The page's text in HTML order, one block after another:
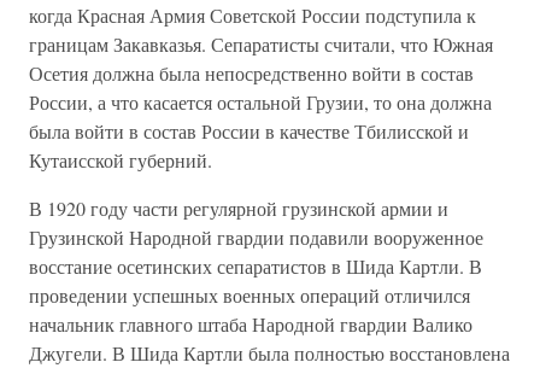
когда Красная Армия Советской России подступила к
границам Закавказья. Сепаратисты считали, что Южная
Осетия должна была непосредственно войти в состав
России, а что касается остальной Грузии, то она должна
была войти в состав России в качестве Тбилисской и
Кутаисской губерний.
В 1920 году части регулярной грузинской армии и
Грузинской Народной гвардии подавили вооруженное
восстание осетинских сепаратистов в Шида Картли. В
проведении успешных военных операций отличился
начальник главного штаба Народной гвардии Валико
Джугели. В Шида Картли была полностью восстановлена